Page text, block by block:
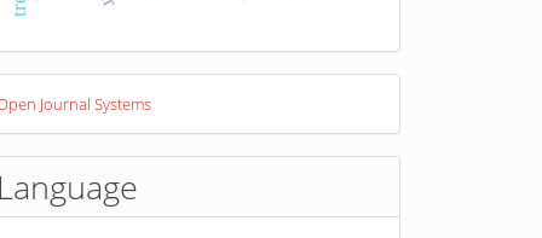
Journal Systems
Language